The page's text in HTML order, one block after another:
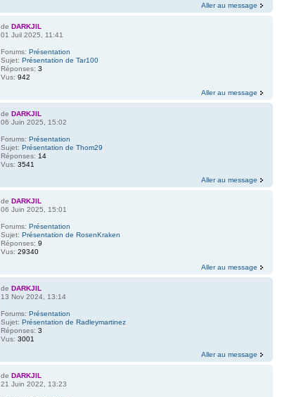
Aller au message
de DARKJIL
01 Juil 2025, 11:41
Forums: Présentation
Sujet: Présentation de Tar100
Réponses: 3
Vus: 942
Aller au message
de DARKJIL
06 Juin 2025, 15:02
Forums: Présentation
Sujet: Présentation de Thom29
Réponses: 14
Vus: 3541
Aller au message
de DARKJIL
06 Juin 2025, 15:01
Forums: Présentation
Sujet: Présentation de RosenKraken
Réponses: 9
Vus: 29340
Aller au message
de DARKJIL
13 Nov 2024, 13:14
Forums: Présentation
Sujet: Présentation de Radleymartinez
Réponses: 3
Vus: 3001
Aller au message
de DARKJIL
21 Juin 2022, 13:23